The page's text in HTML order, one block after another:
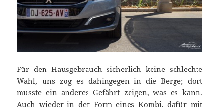
Für den Hausgebrauch sicherlich keine schlechte
Wahl, uns zog es dahingegen in die Berge; dort
musste ein anderes Gefährt zeigen, was es kann.
Auch wieder in der Form eines Kombi, dafür mit